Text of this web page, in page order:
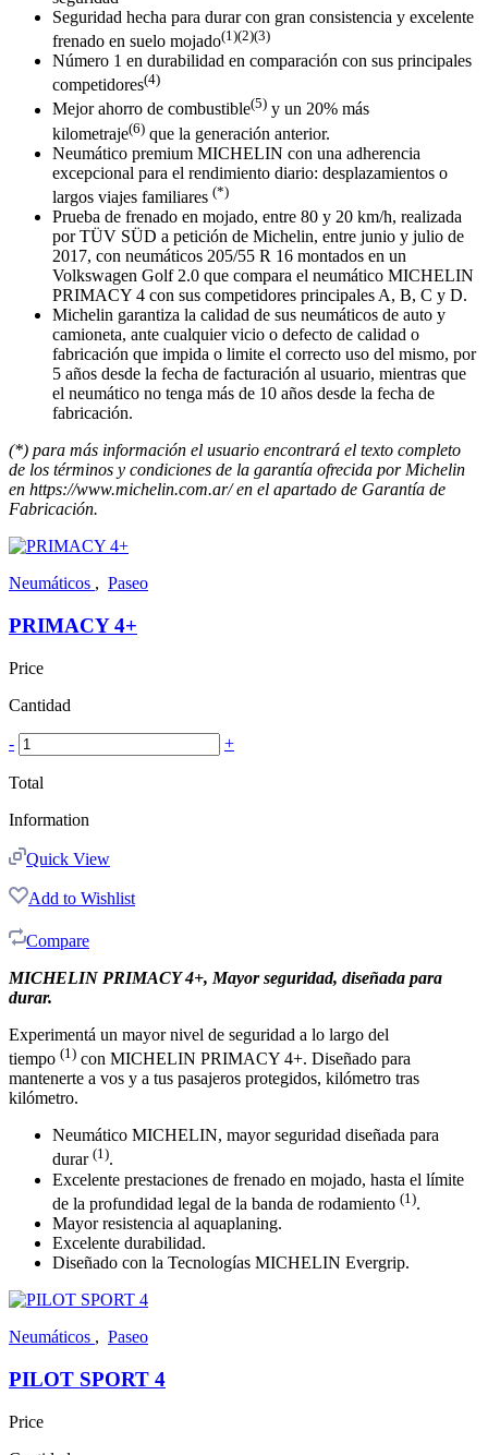
Seguridad hecha para durar con gran consistencia y excelente
frenado en suelo mojado(1)(2)(3)
Número 1 en durabilidad en comparación con sus principales
competidores(4)
Mejor ahorro de combustible(5) y un 20% más
kilometraje(6) que la generación anterior.
Neumático premium MICHELIN con una adherencia
excepcional para el rendimiento diario: desplazamientos o
largos viajes familiares (*)
Prueba de frenado en mojado, entre 80 y 20 km/h, realizada
por TÜV SÜD a petición de Michelin, entre junio y julio de
2017, con neumáticos 205/55 R 16 montados en un
Volkswagen Golf 2.0 que compara el neumático MICHELIN
PRIMACY 4 con sus competidores principales A, B, C y D.
Michelin garantiza la calidad de sus neumáticos de auto y
camioneta, ante cualquier vicio o defecto de calidad o
fabricación que impida o limite el correcto uso del mismo, por
5 años desde la fecha de facturación al usuario, mientras que
el neumático no tenga más de 10 años desde la fecha de
fabricación.
(*) para más información el usuario encontrará el texto completo
de los términos y condiciones de la garantía ofrecida por Michelin
en https://www.michelin.com.ar/ en el apartado de Garantía de
Fabricación.
Neumáticos , Paseo
PRIMACY 4+
Price
Cantidad
- +
Total
Information
Quick View
Add to Wishlist
Compare
MICHELIN PRIMACY 4+, Mayor seguridad, diseñada para
durar.
Experimentá un mayor nivel de seguridad a lo largo del
tiempo (1) con MICHELIN PRIMACY 4+. Diseñado para
mantenerte a vos y a tus pasajeros protegidos, kilómetro tras
kilómetro.
Neumático MICHELIN, mayor seguridad diseñada para
durar (1).
Excelente prestaciones de frenado en mojado, hasta el límite
de la profundidad legal de la banda de rodamiento (1).
Mayor resistencia al aquaplaning.
Excelente durabilidad.
Diseñado con la Tecnologías MICHELIN Evergrip.
Neumáticos , Paseo
PILOT SPORT 4
Price